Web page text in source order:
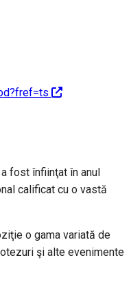
fost înfiinţat în anul
calificat cu o vastă
o gama variată de
şi alte evenimente